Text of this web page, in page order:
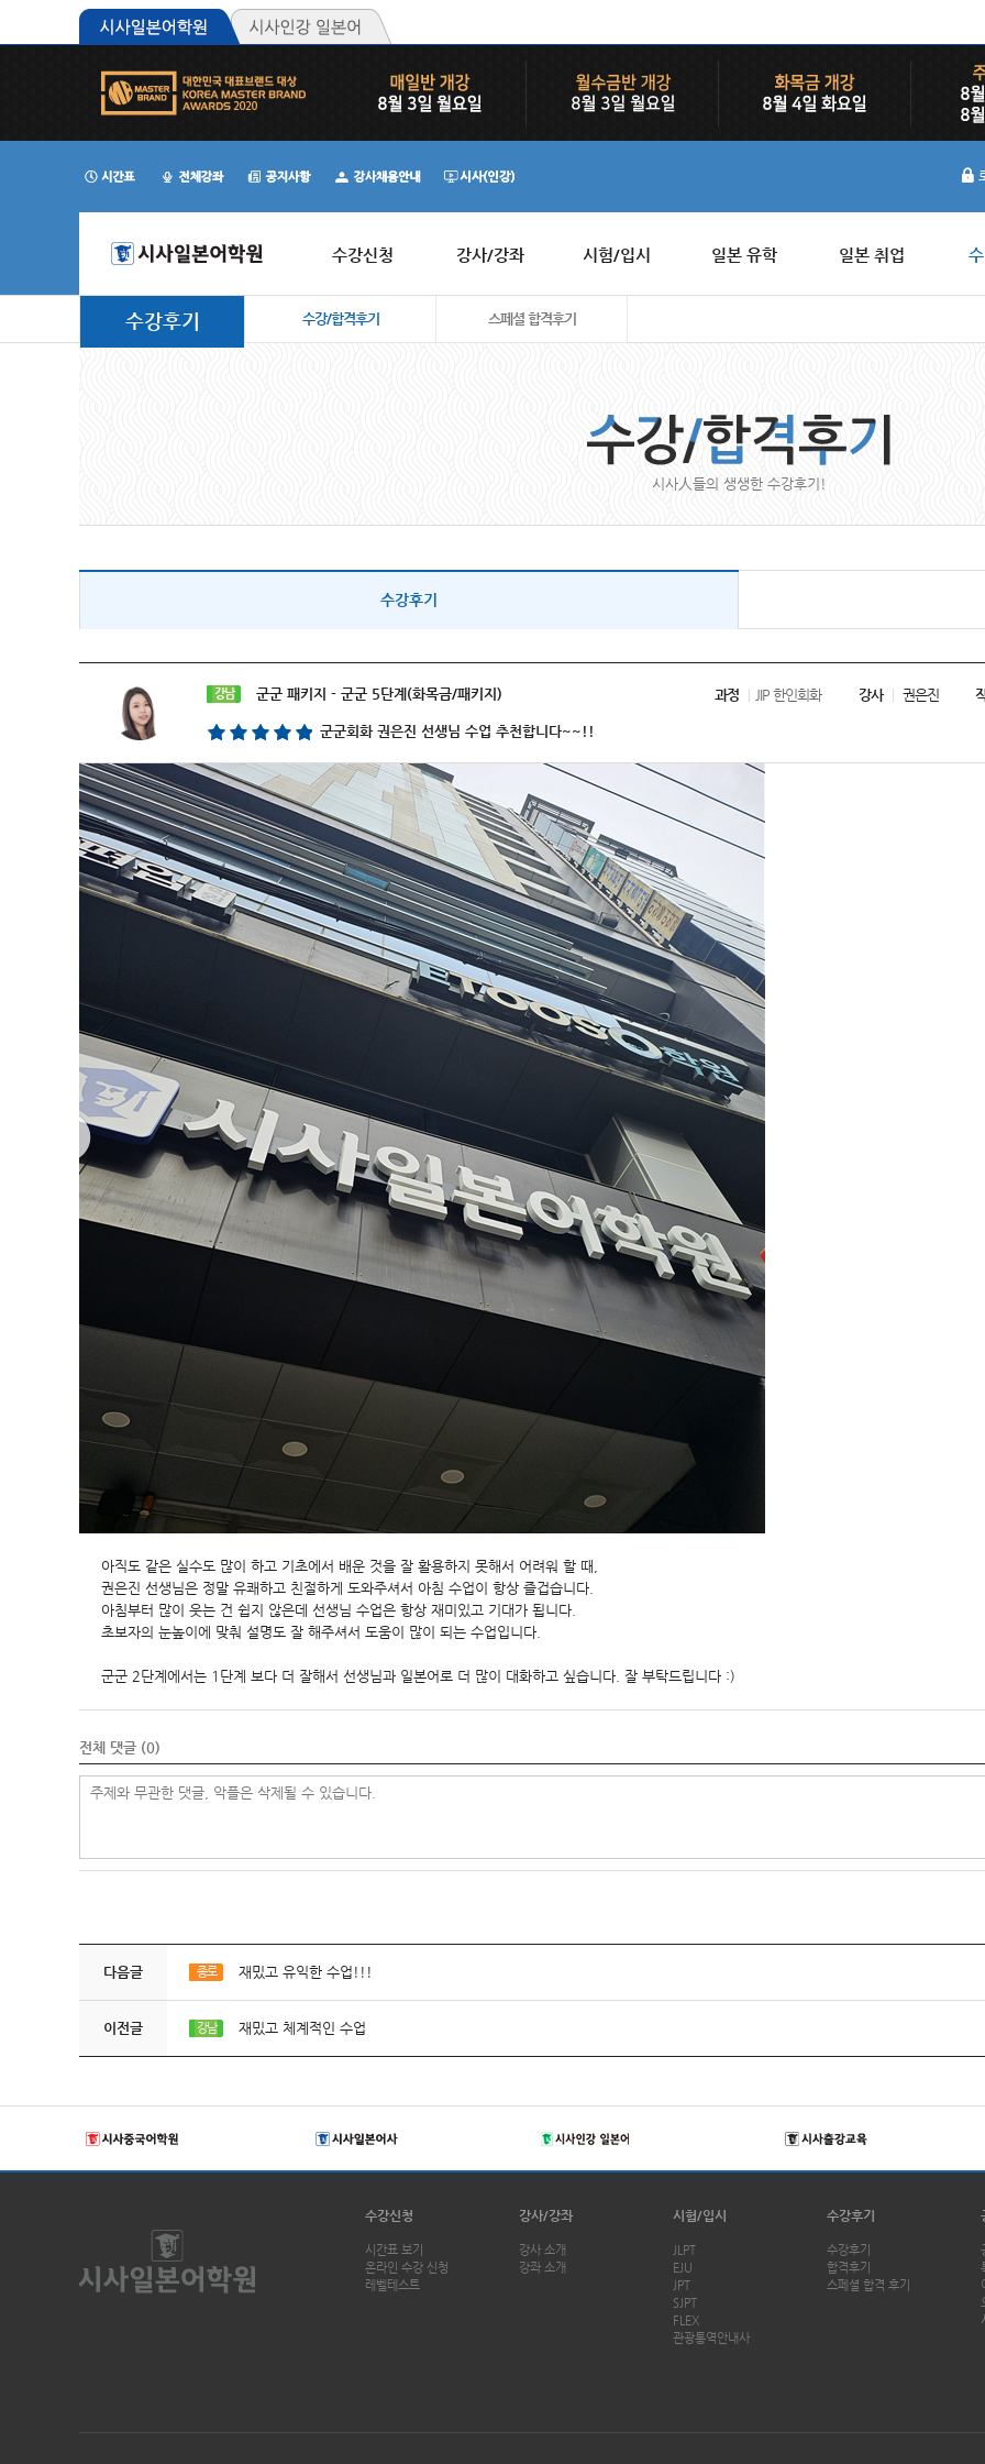
수강신청 강사/강좌 시험/입시 일본 유학 일본 취업
수강후기 수강/합격후기 스페셜 합격후기
시사人들의 생생한 수강후기!
수강후기
강남 군군 패키지 - 군군 5단계(화목금/패키지) 과정 JIP 한인회화 강사 권은진
군군회화 권은진 선생님 수업 추천합니다~~!!
아직도 같은 실수도 많이 하고 기초에서 배운 것을 잘 활용하지 못해서 어려워 할 때,
권은진 선생님은 정말 유쾌하고 친절하게 도와주셔서 아침 수업이 항상 즐겁습니다.
아침부터 많이 웃는 건 쉽지 않은데 선생님 수업은 항상 재미있고 기대가 됩니다.
초보자의 눈높이에 맞춰 설명도 잘 해주셔서 도움이 많이 되는 수업입니다.
군군 2단계에서는 1단계 보다 더 잘해서 선생님과 일본어로 더 많이 대화하고 싶습니다. 잘 부탁드립니다 :)
전체 댓글 (0)
다음글 종로 재밌고 유익한 수업!!!
이전글 강남 재밌고 체계적인 수업
수강신청
시간표 보기
온라인 수강 신청
레벨테스트
강사/강좌
강사 소개
강좌 소개
시험/입시
JLPT
EJU
JPT
SJPT
FLEX
관광통역안내사
수강후기
수강후기
합격후기
스페셜 합격 후기